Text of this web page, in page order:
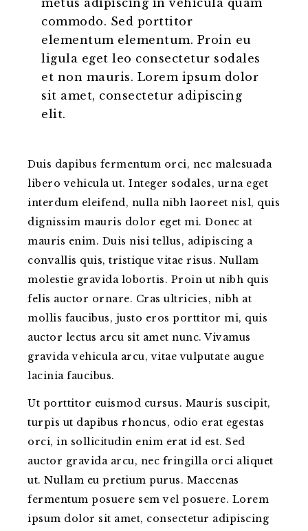
commodo. Sed porttitor
elementum elementum. Proin eu
ligula eget leo consectetur sodales
et non mauris. Lorem ipsum dolor
sit amet, consectetur adipiscing
elit.
Duis dapibus fermentum orci, nec malesuada
libero vehicula ut. Integer sodales, urna eget
interdum eleifend, nulla nibh laoreet nisl, quis
dignissim mauris dolor eget mi. Donec at
mauris enim. Duis nisi tellus, adipiscing a
convallis quis, tristique vitae risus. Nullam
molestie gravida lobortis. Proin ut nibh quis
felis auctor ornare. Cras ultricies, nibh at
mollis faucibus, justo eros porttitor mi, quis
auctor lectus arcu sit amet nunc. Vivamus
gravida vehicula arcu, vitae vulputate augue
lacinia faucibus.
Ut porttitor euismod cursus. Mauris suscipit,
turpis ut dapibus rhoncus, odio erat egestas
orci, in sollicitudin enim erat id est. Sed
auctor gravida arcu, nec fringilla orci aliquet
ut. Nullam eu pretium purus. Maecenas
fermentum posuere sem vel posuere. Lorem
ipsum dolor sit amet, consectetur adipiscing